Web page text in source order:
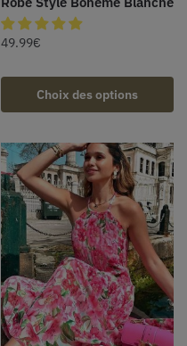
49.99€
Choix des options